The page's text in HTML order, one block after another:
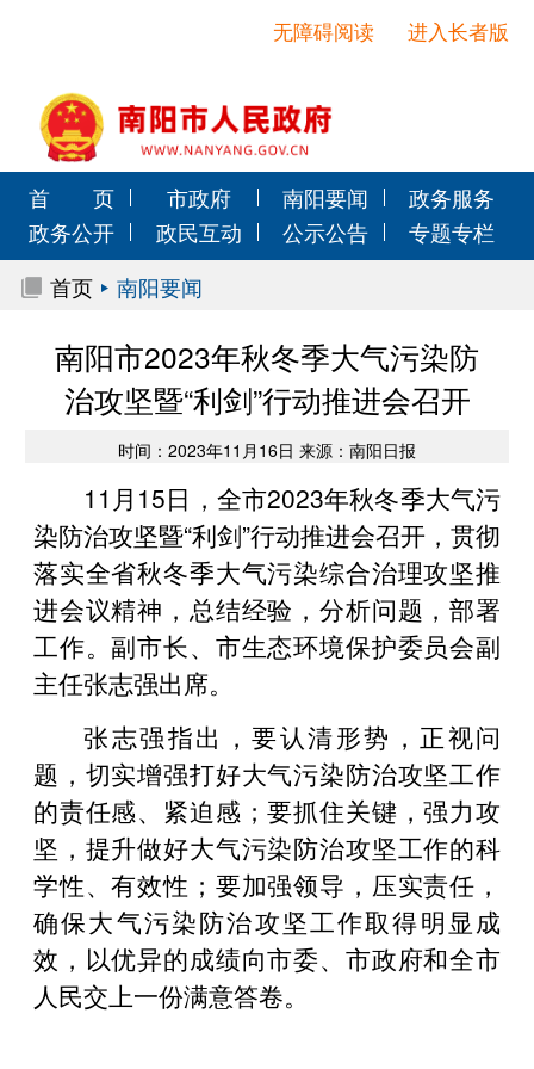
进入长者版
无障碍阅读
首 页 市政府 南阳要闻
政务服务
政务公开
政民互动 公示公告
专题专栏
首页
南阳要闻
南阳市2023年秋冬季大气污染防
治攻坚暨“利剑”行动推进会召开
时间：2023年11月16日 来源：南阳日报
11月15日，全市2023年秋冬季大气污
染防治攻坚暨“利剑”行动推进会召开，贯彻
落实全省秋冬季大气污染综合治理攻坚推
进会议精神，总结经验，分析问题，部署
工作。副市长、市生态环境保护委员会副
主任张志强出席。
张志强指出，要认清形势，正视问
题，切实增强打好大气污染防治攻坚工作
的责任感、紧迫感；要抓住关键，强力攻
坚，提升做好大气污染防治攻坚工作的科
学性、有效性；要加强领导，压实责任，
确保大气污染防治攻坚工作取得明显成
效，以优异的成绩向市委、市政府和全市
人民交上一份满意答卷。